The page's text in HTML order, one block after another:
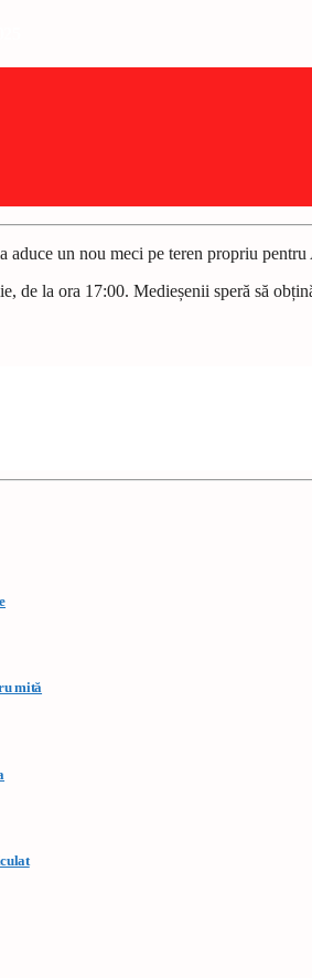
un nou meci pe teren propriu
de la ora 17:00. Medieșenii speră să
mită